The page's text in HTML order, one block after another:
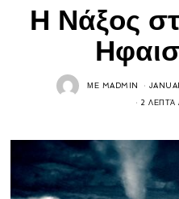
Η Νάξος
ΜΕ MADMIN
2 ΛΕΠΤΆ